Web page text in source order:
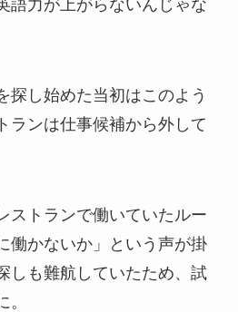
語力が上がらないんじゃな
探し始めた当初はこのよう
ランは仕事候補から外して
ストランで働いていたルー
働かないか」という声が掛
しも難航していたため、試